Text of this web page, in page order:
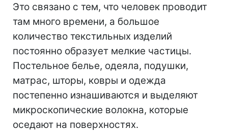
Это связано с тем, что человек проводит
там много времени, а большое
количество текстильных изделий
постоянно образует мелкие частицы.
Постельное белье, одеяла, подушки,
матрас, шторы, ковры и одежда
постепенно изнашиваются и выделяют
микроскопические волокна, которые
оседают на поверхностях.